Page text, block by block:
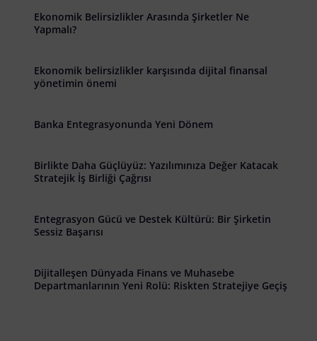
Ekonomik Belirsizlikler Arasında Şirketler Ne
Yapmalı?
Ekonomik belirsizlikler karşısında dijital finansal
yönetimin önemi
Banka Entegrasyonunda Yeni Dönem
Birlikte Daha Güçlüyüz: Yazılımınıza Değer Katacak
Stratejik İş Birliği Çağrısı
Entegrasyon Gücü ve Destek Kültürü: Bir Şirketin
Sessiz Başarısı
Dijitalleşen Dünyada Finans ve Muhasebe
Departmanlarının Yeni Rolü: Riskten Stratejiye Geçiş